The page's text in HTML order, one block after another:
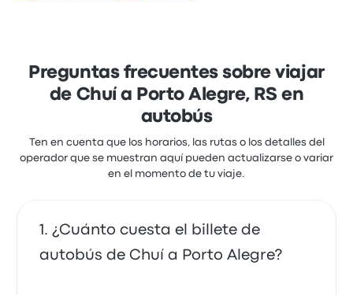
Preguntas frecuentes sobre viajar
de Chuí a Porto Alegre, RS en
autobús
Ten en cuenta que los horarios, las rutas o los detalles del
operador que se muestran aquí pueden actualizarse o variar
en el momento de tu viaje.
¿Cuánto cuesta el billete de
autobús de Chuí a Porto Alegre?